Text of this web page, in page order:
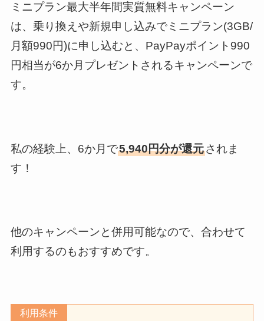
ミニプラン最大半年間実質無料キャンペーン
は、乗り換えや新規申し込みでミニプラン(3GB/
月額990円)に申し込むと、PayPayポイント990
円相当が6か月プレゼントされるキャンペーンで
す。
私の経験上、6か月で5,940円分が還元されま
す！
他のキャンペーンと併用可能なので、合わせて
利用するのもおすすめです。
利用条件